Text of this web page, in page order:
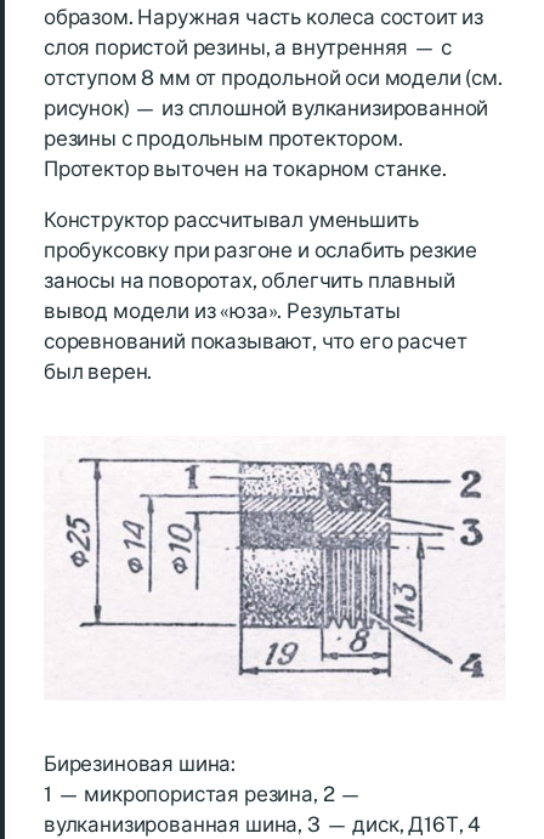
образом. Наружная часть колеса состоит из
слоя пористой резины, а внутренняя — с
отступом 8 мм от продольной оси модели (см.
рисунок) — из сплошной вулканизированной
резины с продольным протектором.
Протектор выточен на токарном станке.
Конструктор рассчитывал уменьшить
пробуксовку при разгоне и ослабить резкие
заносы на поворотах, облегчить плавный
вывод модели из «юза». Результаты
соревнований показывают, что его расчет
был верен.
Бирезиновая шина:
1 — микропористая резина, 2 —
вулканизированная шина, 3 — диск, Д16Т, 4